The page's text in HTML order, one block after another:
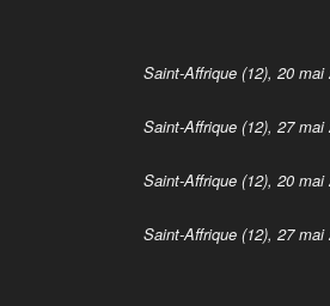
Saint-Affrique (12), 20 mai
Saint-Affrique (12), 27 mai
Saint-Affrique (12), 20 mai
Saint-Affrique (12), 27 mai